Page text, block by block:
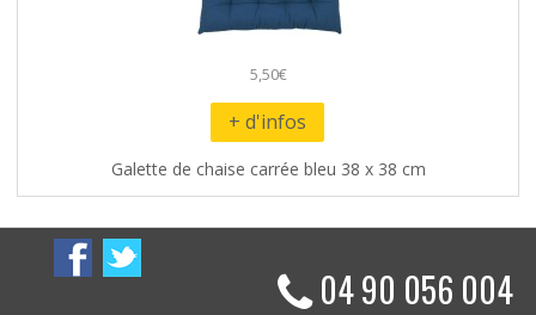
5,50€
+ d'infos
Galette de chaise carrée bleu 38 x 38 cm
04 90 056 004